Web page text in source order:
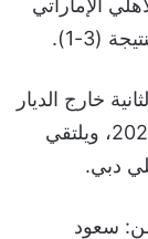
الإماراتي
(3-1).
خارج الديار
أمام الحسين إربد، يوم الأربعاء 2 أكتوبر 2024، ويلتقي
دبي.
سعود